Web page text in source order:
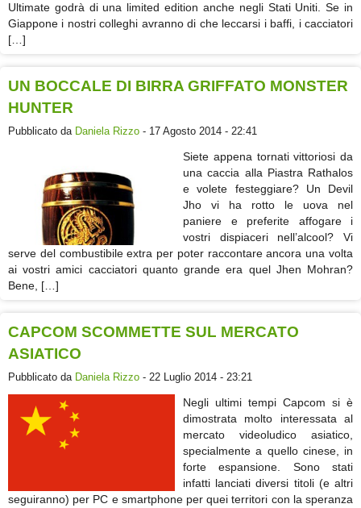
Ultimate godrà di una limited edition anche negli Stati Uniti. Se in
Giappone i nostri colleghi avranno di che leccarsi i baffi, i cacciatori
[…]
UN BOCCALE DI BIRRA GRIFFATO MONSTER
HUNTER
Pubblicato da Daniela Rizzo - 17 Agosto 2014 - 22:41
Siete appena tornati vittoriosi da
una caccia alla Piastra Rathalos
e volete festeggiare? Un Devil
Jho vi ha rotto le uova nel
paniere e preferite affogare i
vostri dispiaceri nell’alcool? Vi
serve del combustibile extra per poter raccontare ancora una volta
ai vostri amici cacciatori quanto grande era quel Jhen Mohran?
Bene, […]
CAPCOM SCOMMETTE SUL MERCATO
ASIATICO
Pubblicato da Daniela Rizzo - 22 Luglio 2014 - 23:21
Negli ultimi tempi Capcom si è
dimostrata molto interessata al
mercato videoludico asiatico,
specialmente a quello cinese, in
forte espansione. Sono stati
infatti lanciati diversi titoli (e altri
seguiranno) per PC e smartphone per quei territori con la speranza